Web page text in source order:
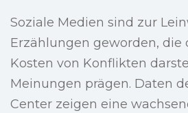
Soziale Medien sind zur
Erzählungen geworden, die
Kosten von Konflikten
Meinungen prägen. Daten
Center zeigen eine